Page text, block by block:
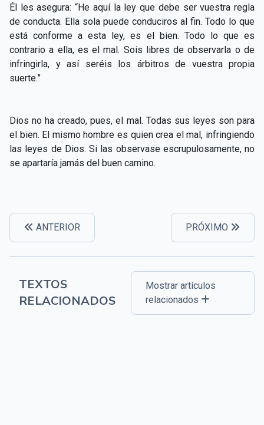
Él les asegura: “He aquí la ley que debe ser vuestra regla
de conducta. Ella sola puede conduciros al fin. Todo lo que
está conforme a esta ley, es el bien. Todo lo que es
contrario a ella, es el mal. Sois libres de observarla o de
infringirla, y así seréis los árbitros de vuestra propia
suerte.”
Dios no ha creado, pues, el mal. Todas sus leyes son para
el bien. El mismo hombre es quien crea el mal, infringiendo
las leyes de Dios. Si las observase escrupulosamente, no
se apartaría jamás del buen camino.
ANTERIOR PRÓXIMO
TEXTOS
RELACIONADOS
Mostrar artículos
relacionados